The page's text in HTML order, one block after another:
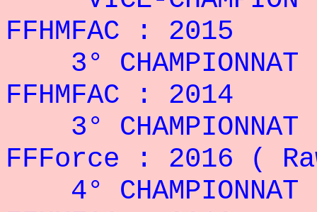
FFHMFAC : 2015
3° CHAMPIONNAT
FFHMFAC : 2014
3° CHAMPIONNAT
FFForce : 2016 (
4° CHAMPIONNAT